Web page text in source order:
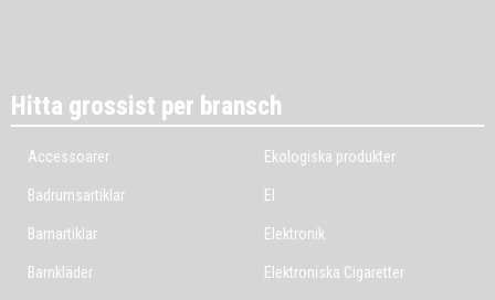
Hitta grossist per bransch
Accessoarer
Badrumsartiklar
Barnartiklar
Barnkläder
Ekologiska produkter
El
Elektronik
Elektroniska Cigaretter